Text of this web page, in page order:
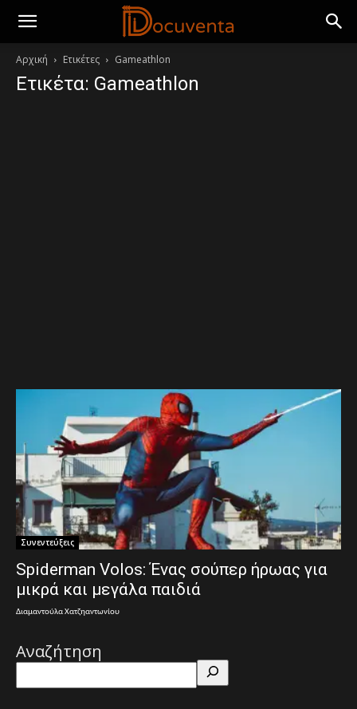
Αρχική Ετικέτες Gameathlon
Ετικέτα: Gameathlon
Συνεντεύξεις
Spiderman Volos: Ένας σούπερ ήρωας για
μικρά και μεγάλα παιδιά
Διαμαντούλα Χατζηαντωνίου
Αναζήτηση